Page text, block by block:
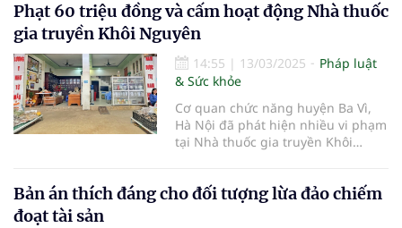
Buôn Ma Thuột) có các triệu chứng
nghi bị ngộ độc thực phẩm, trong
đó có 6 người phải nhập viện điều
trị, Sở đã nhanh chóng phối hợp
với các đơn vị liên quan triển khai
vụ việc.
Phạt 60 triệu đồng và cấm hoạt động Nhà thuốc
gia truyền Khôi Nguyên
14:55 | 13/03/2025
Pháp luật
& Sức khỏe
Cơ quan chức năng huyện Ba Vì,
Hà Nội đã phát hiện nhiều vi phạm
tại Nhà thuốc gia truyền Khôi
xử phạt hành chính 60 triệu đồng,
Bản án thích đáng cho đối tượng lừa đảo chiếm
đoạt tài sản